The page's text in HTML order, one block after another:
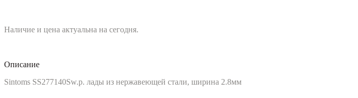
Наличие и цена актуальна на сегодня.
Описание
Sintoms SS277140Sw.p. лады из нержавеющей стали, ширина 2.8мм